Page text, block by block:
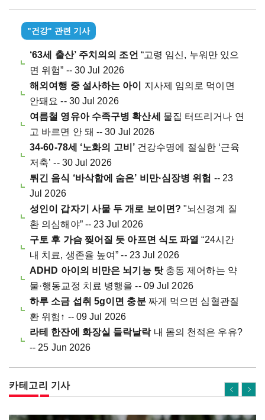
"건강" 관련 기사
‘63세 출산’ 주치의의 조언 “고령 임신, 누워만 있으
면 위험” -- 30 Jul 2026
해외여행 중 설사하는 아이
지사제 임의로 먹이면
안돼요 -- 30 Jul 2026
여름철 영유아 수족구병 확산세
물집 터뜨리거나 연
고 바르면 안 돼 -- 30 Jul 2026
34-60-78세 ‘노화의 고비’건강수명에 절실한 ‘근육
저축’ -- 30 Jul 2026
튀긴 음식 ‘바삭함에 숨은’ 비만·심장병 위험 -- 23
Jul 2026
성인이 갑자기 사물 두 개로 보이면?"뇌신경계 질
환 의심해야” -- 23 Jul 2026
구토 후 가슴 찢어질 듯 아프면 식도 파열 “24시간
내 치료, 생존율 높여” -- 23 Jul 2026
ADHD 아이의 비만은 뇌기능 탓충동 제어하는 약
물·행동교정 치료 병행을 -- 09 Jul 2026
하루 소금 섭취 5g이면 충분짜게 먹으면 심혈관질
환 위험↑ -- 09 Jul 2026
라테 한잔에 화장실 들락날락내 몸의 천적은 우유?
-- 25 Jun 2026
카테고리 기사